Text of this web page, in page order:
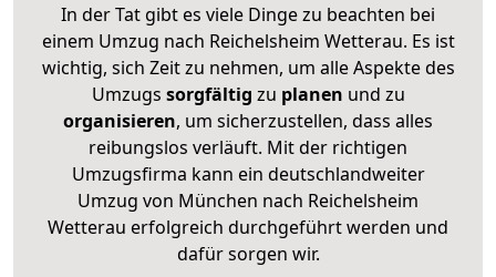
In der Tat gibt es viele Dinge zu beachten bei
einem Umzug nach Reichelsheim Wetterau. Es ist
wichtig, sich Zeit zu nehmen, um alle Aspekte des
Umzugs sorgfältig zu planen und zu
organisieren, um sicherzustellen, dass alles
reibungslos verläuft. Mit der richtigen
Umzugsfirma kann ein deutschlandweiter
Umzug von München nach Reichelsheim
Wetterau erfolgreich durchgeführt werden und
dafür sorgen wir.